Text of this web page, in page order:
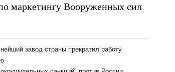
маркетингу Вооруженных сил